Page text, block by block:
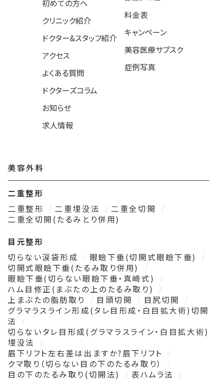
初めての方へ
クリニック紹介
ドクター&スタッフ紹介
アクセス
よくある質問
ドクターズコラム
お知らせ
求人情報
料金表
キャンペーン
美容医療サブスク
症例写真
美容外科
二重整形
二重整形
二重埋没法
二重全切開
二重全切開(たるみとり併用)
目元整形
切らない涙袋形成
眼瞼下垂(切開式眼瞼下垂)
切開式眼瞼下垂(たるみ取り併用)
眼瞼下垂(切らない眼瞼下垂・真崎式)
ハム目修正(まぶたの上のたるみ取り)
上まぶたの脂肪取り
目頭切開
目尻切開
グラマラスライン形成(タレ目形成・白目拡大術)切開
法
切らないタレ目形成(グラマラスライン・白目拡大術)
埋没法
眉下リフト左右差は出ますか?眉下リフト
クマ取り（切らない目の下のたるみ取り）
目の下のたるみ取り(切開法)
表ハムラ法